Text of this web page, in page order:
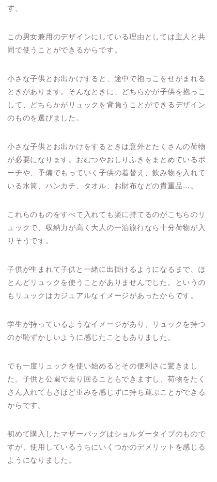
す。
この男女兼用のデザインにしている理由としては主人と共
同で使うことができるからです。
小さな子供とお出かけすると、途中で抱っこをせがまれる
ときがあります。そんなときに、どちらかが子供を抱っこ
して、どちらかがリュックを背負うことができるデザイン
のものを選びました。
小さな子供とお出かけをするときは意外とたくさんの荷物
が必要になります。おむつやおしりふきをまとめているポ
ーチや、予備でもっていく子供の着替え、飲み物を入れて
いる水筒、ハンカチ、タオル、お財布などの貴重品…。
これらのものをすべて入れても楽に持てるのがこちらのリ
ュックで、収納力が高く大人の一泊旅行なら十分荷物が入
りそうです。
子供が生まれて子供と一緒に出掛けるようになるまで、ほ
とんどリュックを使うことがありませんでした。というの
もリュックはカジュアルなイメージがあったからです。
学生が持っているようなイメージがあり、リュックを持つ
のが恥ずかしいように感じたこともありました。
でも一度リュックを使い始めるとその便利さに驚きまし
た。子供と公園で走り回ることもできますし、荷物をたく
さん入れてもさほど重みを感じずに持ち運ぶことができる
からです。
初めて購入したマザーバッグはショルダータイプのもので
すが、使用しているうちにいくつかのデメリットを感じる
ようになりました。